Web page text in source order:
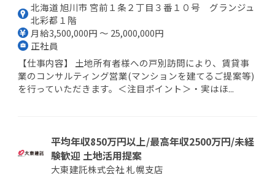
北海道 旭川市 宮前１条２丁目３番１０号 グランジュ
北彩都１階
月給3,500,000円 ～ 25,000,000円
正社員
【仕事内容】 土地所有者様への戸別訪問により、賃貸事
業のコンサルティング営業(マンションを建てるご提案等)
を行っていただきます。＜注目ポイント＞・実はほ...
平均年収850万円以上/最高年収2500万円/未経
験歓迎 土地活用提案
大東建託株式会社 札幌支店